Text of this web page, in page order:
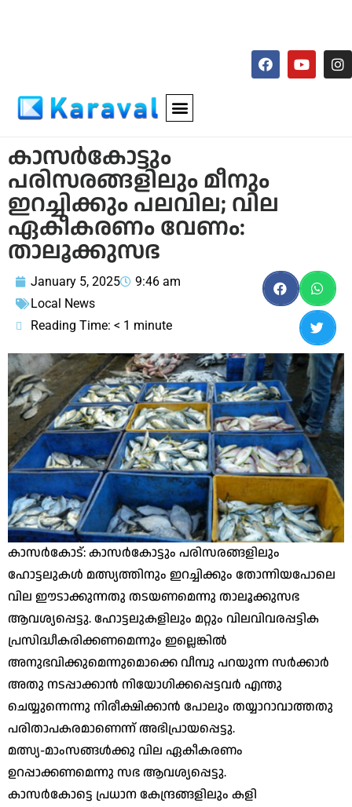
കാസര്‍കോട്ടും
പരിസരങ്ങളിലും മീനും
ഇറച്ചിക്കും പലവില; വില
ഏകീകരണം വേണം:
താലൂക്കുസഭ
January 5, 2025
9:46 am
Local News
Reading Time: < 1 minute
കാസര്‍കോട്: കാസര്‍കോട്ടും പരിസരങ്ങളിലും
ഹോട്ടലുകള്‍ മത്സ്യത്തിനും ഇറച്ചിക്കും തോന്നിയപോലെ
വില ഈടാക്കുന്നതു തടയണമെന്നു താലൂക്കുസഭ
ആവശ്യപ്പെട്ടു. ഹോട്ടലുകളിലും മറ്റും വിലവിവരപ്പട്ടിക
പ്രസിദ്ധീകരിക്കണമെന്നും ഇല്ലെങ്കില്‍
അനുഭവിക്കുമെന്നുമൊക്കെ വീമ്പു പറയുന്ന സര്‍ക്കാര്‍
അതു നടപ്പാക്കാന്‍ നിയോഗിക്കപ്പെട്ടവര്‍ എന്തു
ചെയ്യുന്നെന്നു നിരീക്ഷിക്കാന്‍ പോലും തയ്യാറാവാത്തതു
പരിതാപകരമാണെന്ന് അഭിപ്രായപ്പെട്ടു.
മത്സ്യ-മാംസങ്ങള്‍ക്കു വില ഏകീകരണം
ഉറപ്പാക്കണമെന്നു സഭ ആവശ്യപ്പെട്ടു.
കാസര്‍കോട്ടെ പ്രധാന കേന്ദ്രങ്ങളിലും കളി